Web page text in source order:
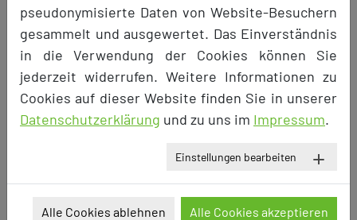
zurück
Um eine Buchung vorzunehmen, melden
Sie sich bitte an der Webseite an. Wenn Sie
noch kein Konto haben, müssen Sie sich
zunächst als Mieter registrieren.
Registrierung
pseudonymisierte Daten von Website-Besuchern
gesammelt und ausgewertet. Das Einverständnis
in die Verwendung der Cookies können Sie
jederzeit widerrufen. Weitere Informationen zu
Cookies auf dieser Website finden Sie in unserer
Datenschutzerklärung und zu uns im Impressum.
Einstellungen bearbeiten
Alle Cookies ablehnen Alle Cookies akzeptieren